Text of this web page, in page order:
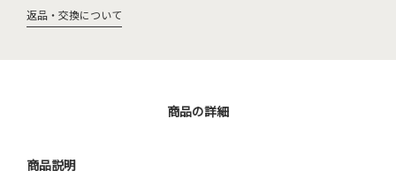
返品・交換について
商品の詳細
商品説明